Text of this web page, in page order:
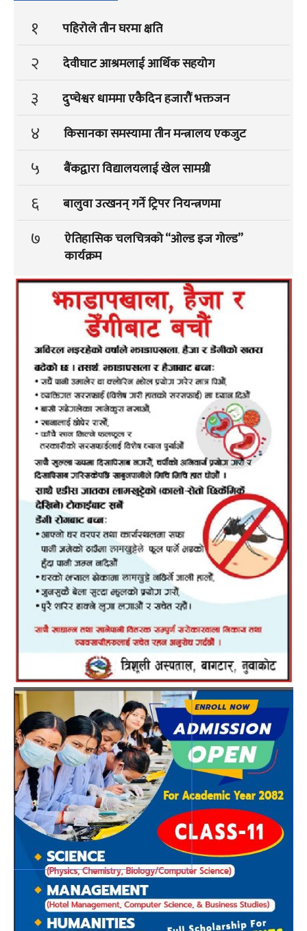
१ पहिरोले तीन घरमा क्षति
२ देवीघाट आश्रमलाई आर्थिक सहयोग
३ दुप्चेश्वर धाममा एकैदिन हजारौं भक्तजन
४ किसानका समस्यामा तीन मन्त्रालय एकजुट
५ बैंकद्वारा विद्यालयलाई खेल सामग्री
६ बालुवा उत्खनन् गर्ने ट्रिपर नियन्त्रणमा
७
ऐतिहासिक चलचित्रको “ओल्ड इज गोल्ड”
कार्यक्रम